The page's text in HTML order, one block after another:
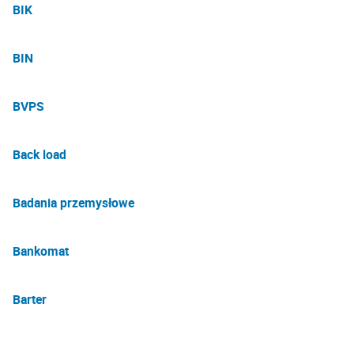
BIK
BIN
BVPS
Back load
Badania przemysłowe
Bankomat
Barter